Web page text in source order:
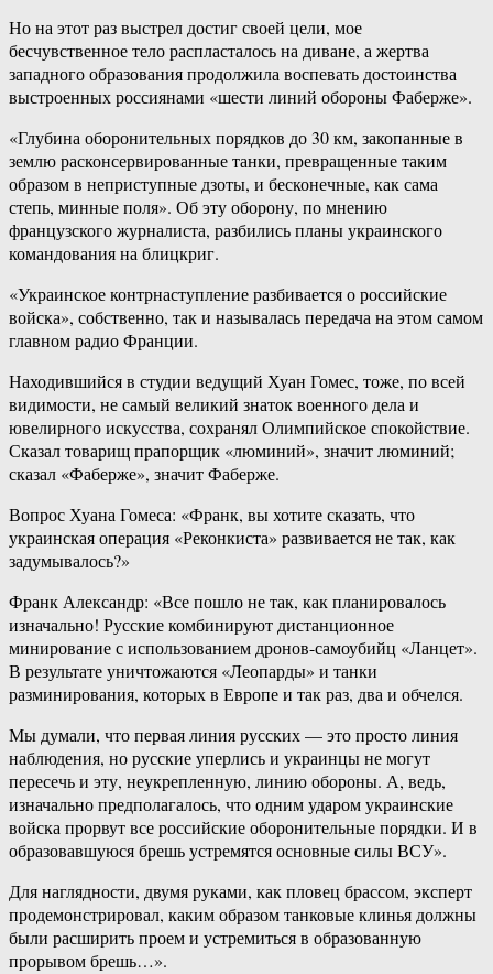
Но на этот раз выстрел достиг своей цели, мое
бесчувственное тело распласталось на диване, а жертва
западного образования продолжила воспевать достоинства
выстроенных россиянами «шести линий обороны Фаберже».
«Глубина оборонительных порядков до 30 км, закопанные в
землю расконсервированные танки, превращенные таким
образом в неприступные дзоты, и бесконечные, как сама
степь, минные поля». Об эту оборону, по мнению
французского журналиста, разбились планы украинского
командования на блицкриг.
«Украинское контрнаступление разбивается о российские
войска», собственно, так и называлась передача на этом самом
главном радио Франции.
Находившийся в студии ведущий Хуан Гомес, тоже, по всей
видимости, не самый великий знаток военного дела и
ювелирного искусства, сохранял Олимпийское спокойствие.
Сказал товарищ прапорщик «люминий», значит люминий;
сказал «Фаберже», значит Фаберже.
Вопрос Хуана Гомеса: «Франк, вы хотите сказать, что
украинская операция «Реконкиста» развивается не так, как
задумывалось?»
Франк Александр: «Все пошло не так, как планировалось
изначально! Русские комбинируют дистанционное
минирование с использованием дронов-самоубийц «Ланцет».
В результате уничтожаются «Леопарды» и танки
разминирования, которых в Европе и так раз, два и обчелся.
Мы думали, что первая линия русских — это просто линия
наблюдения, но русские уперлись и украинцы не могут
пересечь и эту, неукрепленную, линию обороны. А, ведь,
изначально предполагалось, что одним ударом украинские
войска прорвут все российские оборонительные порядки. И в
образовавшуюся брешь устремятся основные силы ВСУ».
Для наглядности, двумя руками, как пловец брассом, эксперт
продемонстрировал, каким образом танковые клинья должны
были расширить проем и устремиться в образованную
прорывом брешь…».